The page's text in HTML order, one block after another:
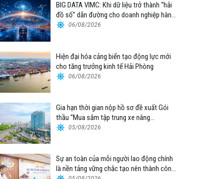
BIG DATA VIMC: Khi dữ liệu trở thành “hải
đồ số” dẫn đường cho doanh nghiệp hàng
hải 06/08/2026
Hiện đại hóa cảng biển tạo động lực mới
cho tăng trưởng kinh tế Hải Phòng
06/08/2026
Gia hạn thời gian nộp hồ sơ đề xuất Gói
thầu “Mua sắm tập trung xe nâng
container thuộc Tổng công ty Hàng hải
05/08/2026
Sự an toàn của mỗi người lao động chính
là nền tảng vững chắc tạo nên thành công